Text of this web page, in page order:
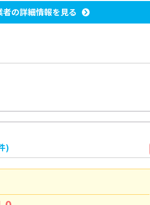
者の詳細情報を見る
)